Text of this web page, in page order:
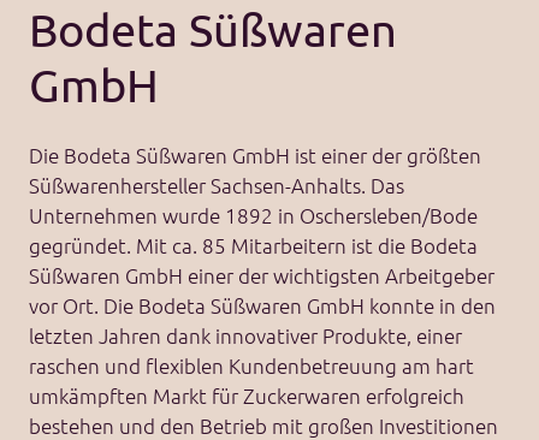
Bodeta Süßwaren
GmbH
Die Bodeta Süßwaren GmbH ist einer der größten
Süßwarenhersteller Sachsen-Anhalts. Das
Unternehmen wurde 1892 in Oschersleben/Bode
gegründet. Mit ca. 85 Mitarbeitern ist die Bodeta
Süßwaren GmbH einer der wichtigsten Arbeitgeber
vor Ort. Die Bodeta Süßwaren GmbH konnte in den
letzten Jahren dank innovativer Produkte, einer
raschen und flexiblen Kundenbetreuung am hart
umkämpften Markt für Zuckerwaren erfolgreich
bestehen und den Betrieb mit großen Investitionen